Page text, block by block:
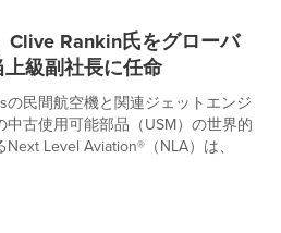
Clive Rankin氏をグローバ
級副社長に任命
民間航空機と関連ジェットエンジ
古使用可能部品（USM）の世界的
Level Aviation®（NLA）は、